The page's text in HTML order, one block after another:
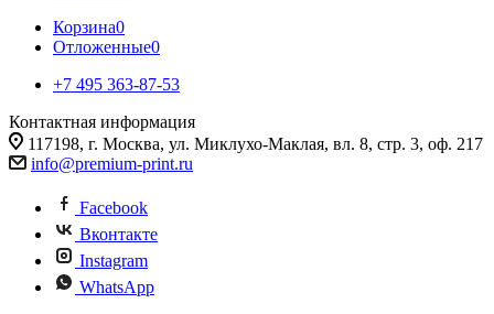
Корзина0
Отложенные0
+7 495 363-87-53
Контактная информация
117198, г. Москва, ул. Миклухо-Маклая, вл. 8, стр. 3, оф. 217
info@premium-print.ru
Facebook
Вконтакте
Instagram
WhatsApp